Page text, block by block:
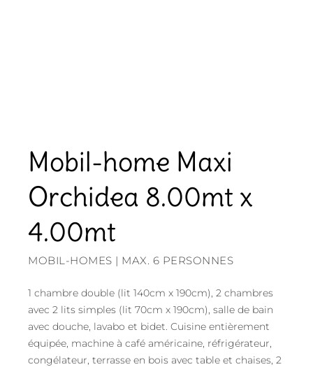
Mobil-home Maxi
Orchidea 8.00mt x
4.00mt
MOBIL-HOMES | MAX. 6 PERSONNES
1 chambre double (lit 140cm x 190cm), 2 chambres
avec 2 lits simples (lit 70cm x 190cm), salle de bain
avec douche, lavabo et bidet. Cuisine entièrement
équipée, machine à café américaine, réfrigérateur,
congélateur, terrasse en bois avec table et chaises, 2